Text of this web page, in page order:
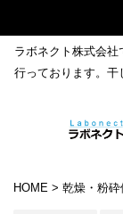
ラボネクト株式会
行っております。干
HOME > 乾燥・粉砕